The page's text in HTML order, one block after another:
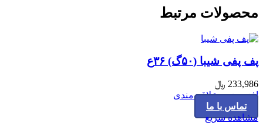
محصولات مرتبط
پف پفی شیبا (۵۰گ) ۳۶ع
233,986 ﷼
افزودن به علاقه مندی
تماس با ما
مشاهده سریع